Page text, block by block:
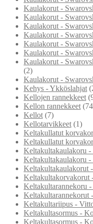
Kaulakorut -
Kaulakorut -
Kaulakorut -
Kaulakorut -
Kaulakorut -
Kaulakorut -
Kaulakorut -
(2)
Kaulakorut -
Kehys - Ykköslahjat
Kellojen rannekkeet
Kellon rannekkeet
Kellot (7)
Kellotarvikkeet (1)
Keltakullatut
Keltakullatut
Keltakultakaulakoru -
Keltakultakaulakoru -
Keltakultakaulakorut
Keltakultakorvakorut
Keltakultarannekoru
Keltakultarannekorut
Keltakultariipus -
Keltakultasormus -
Keltakultasormus -